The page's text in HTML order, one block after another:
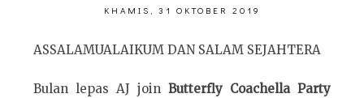
KHAMIS, 31 OKTOBER 2019
ASSALAMUALAIKUM DAN SALAM SEJAHTERA
Bulan lepas AJ join Butterfly Coachella Party